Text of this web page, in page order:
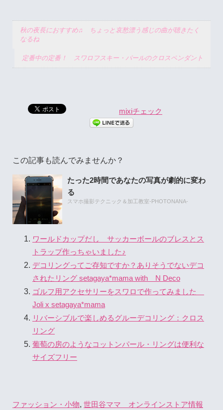
秋の夜長におすすめ♫ ちょっと哀愁漂う感じの曲が聴きたく
なるね
定番中の定番！ スワロフスキー・パールのクロスペンダント
mixiチェック
この記事も読んでみませんか？
たった2時間であなたの写真が劇的に変わ
る
スマホ撮影テクニック＆加工教室-PHOTONANA-
ワールドカップだし サッカーボールのブレスとス
トラップ作っちゃいました♪
デコリングってご存知ですか？ありそうでないデコ
されたリング setagaya*mama with N Deco
ゴルフ用アクセサリーをスワロで作ってみました
Joli x setagaya*mama
リバーシブルで楽しめるグルーデコリング：クロス
リング
葡萄の房のようなコットンパール・リングは便利な
サイズフリー
ファッション・小物, 世田谷ママ オンラインストア情報